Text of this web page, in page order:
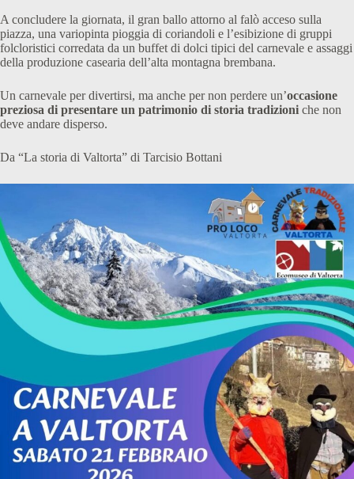
A concludere la giornata, il gran ballo attorno al falò acceso sulla
piazza, una variopinta pioggia di coriandoli e l’esibizione di gruppi
folcloristici corredata da un buffet di dolci tipici del carnevale e assaggi
della produzione casearia dell’alta montagna brembana.
Un carnevale per divertirsi, ma anche per non perdere un’occasione
preziosa di presentare un patrimonio di storia tradizioni che non
deve andare disperso.
Da “La storia di Valtorta” di Tarcisio Bottani